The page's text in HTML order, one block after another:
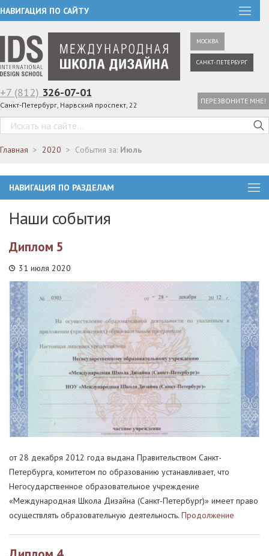
НАВИГАЦИЯ ПО САЙТУ
МОСКВА
САНКТ-ПЕТЕРБУРГ
+7 (812) 326-07-01
Санкт-Петербург, Нарвский проспект, 22 ПЕРЕЗВОНИТЕ МНЕ!
Главная 2020 События за: Июль
НАВИГАЦИЯ ПО РАЗДЕЛАМ
Наши события
Диплом 5
31 июля 2020
от 28 декабря 2012 года выдана Правительством Санкт-
Петербурга, комитетом по образованию устанавливает, что
Негосударственное образовательное учреждение
«Международная Школа Дизайна (Санкт-Петербург)» имеет право
осуществлять образовательную деятельность. Продолжение